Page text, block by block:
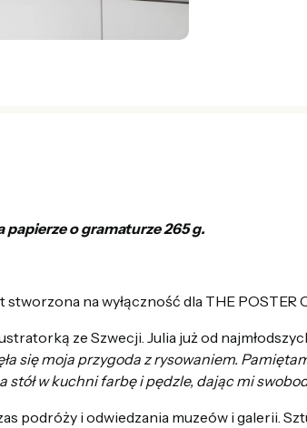
o gramaturze 265 g.
na wyłączność dla THE POSTER
ze Szwecji. Julia już od
się moja przygoda z rysowaniem.
stół w kuchni farbę i pędzle, dając mi
podróży i odwiedzania muzeów i galerii.